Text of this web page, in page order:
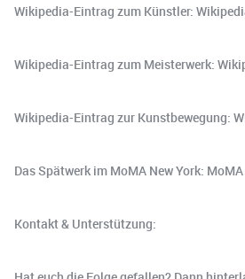
Wikipedia-Eintrag zum Künstler:
Wikipedia-Eintrag zum Meisterwerk:
Wikipedia-Eintrag zur Kunstbewegung:
Das Spätwerk im MoMA New York:
Kontakt & Unterstützung: